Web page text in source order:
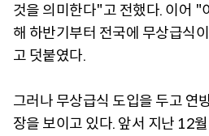
것을 의미한다"고 전했다. 이어 "
해 하반기부터 전국에 무상급식
고 덧붙였다.
그러나 무상급식 도입을 두고 연
장을 보이고 있다. 앞서 지난 12